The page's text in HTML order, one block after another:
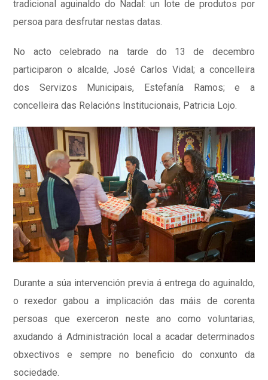
tradicional aguinaldo do Nadal: un lote de produtos por
persoa para desfrutar nestas datas.
No acto celebrado na tarde do 13 de decembro
participaron o alcalde, José Carlos Vidal; a concelleira
dos Servizos Municipais, Estefanía Ramos; e a
concelleira das Relacións Institucionais, Patricia Lojo.
Durante a súa intervención previa á entrega do aguinaldo,
o rexedor gabou a implicación das máis de corenta
persoas que exerceron neste ano como voluntarias,
axudando á Administración local a acadar determinados
obxectivos e sempre no beneficio do conxunto da
sociedade.